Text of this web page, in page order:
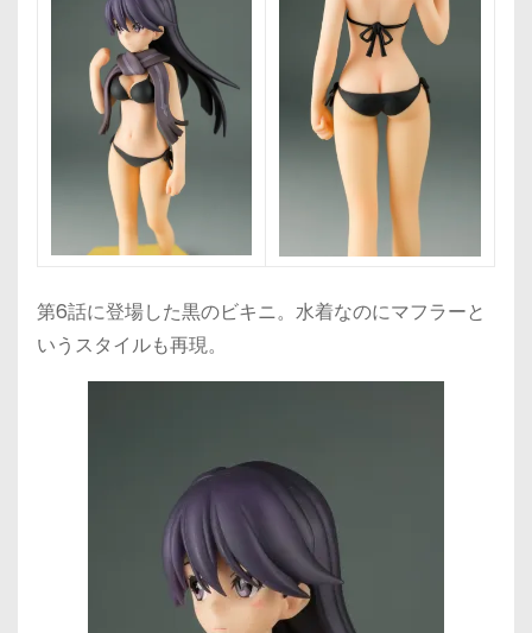
第6話に登場した黒のビキニ。水着なのにマフラーと
いうスタイルも再現。